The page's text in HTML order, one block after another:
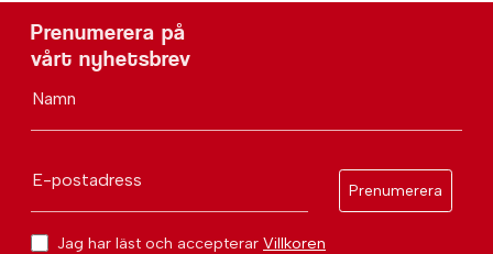
Prenumerera på
vårt nyhetsbrev
Namn
E-postadress
Prenumerera
Jag har läst och accepterar Villkoren